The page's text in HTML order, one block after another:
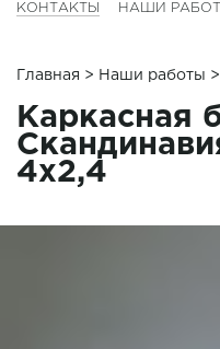
КОНТАКТЫ НАШИ
Главная > Наши работы
Каркасная
4x2,4